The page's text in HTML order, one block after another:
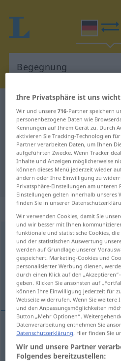
Deutsch-Chinesisch
Deutsch-
für "Begegnung"
"Begegnung"
Übersetzung
„Begegnung“:
Begegnungf
Übersicht aller
(Für mehr Details die Übersetzung
相遇
相遇[xiāngyù] Begegnung
Ihre Privatsphäre ist uns
Wir und unsere716-Partner speichern
personenbezogene Daten wie
Kennungen auf Ihrem Gerät zu. Durch
aktivieren Sie Tracking-Technologien
Partner verarbeiten Daten, um Ihnen
aufgeführten Zwecke. Wenn Tracker
Inhalte und Anzeigen möglicherweise
können dieses Menü jederzeit wieder
ändern oder Ihre Einwilligung zu
Privatsphäre-Einstellungen am unteren
Einstellungen gelten innerhalb unseres
finden Sie in unserer
Wir verwenden Cookies, damit Sie
und wir besser mit Ihnen
funktionale und statistische Cookies,
und der statistischen Auswertung
werden auf Grundlage unserer
gespeichert. Marketing-Cookies und
personalisierter Werbung dienen,
durch einen Klick auf den
geben. Klicken Sie ansonsten auf
können Ihre Einwilligung jederzeit für
Webseite widerrufen. Wenn Sie weitere
und den Anpassungsmöglichkeiten
Button „Mehr Optionen“.
Datenverarbeitung entnehmen Sie
Datenschutzerklärung. Hier finden Sie
Wir und unsere Partner
Folgendes bereitzustellen: